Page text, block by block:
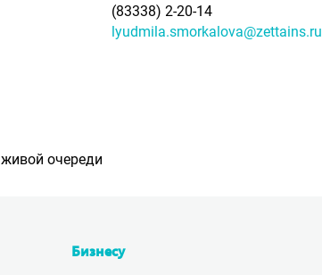
(83338) 2-20-14
lyudmila.smorkalova@zettains.ru
очереди
Бизнесу